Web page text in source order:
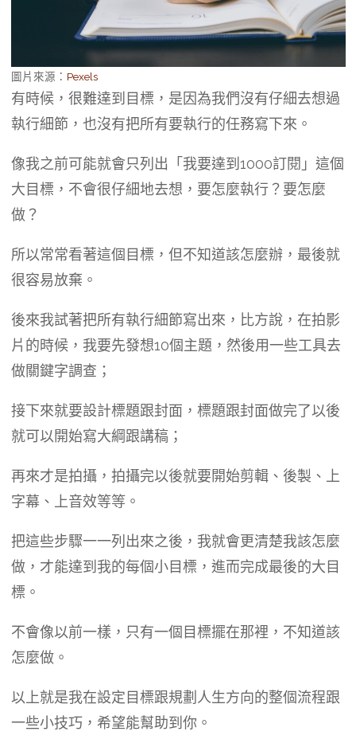
圖片來源： Pexels
有時候，很難達到目標，是因為我們沒有仔細去想過
執行細節，也沒有把所有要執行的任務寫下來。
像我之前可能就會只列出「我要達到1000訂閱」這個
大目標，不會很仔細地去想，要怎麼執行？要怎麼
做？
所以常常看著這個目標，但不知道該怎麼辦，最後就
很容易放棄。
後來我試著把所有執行細節寫出來，比方說，在拍影
片的時候，我要先發想10個主題，然後用一些工具去
做關鍵字調查；
接下來就要設計標題跟封面，標題跟封面做完了以後
就可以開始寫大綱跟講稿；
再來才是拍攝，拍攝完以後就要開始剪輯、後製、上
字幕、上音效等等。
把這些步驟一一列出來之後，我就會更清楚我該怎麼
做，才能達到我的每個小目標，進而完成最後的大目
標。
不會像以前一樣，只有一個目標擺在那裡，不知道該
怎麼做。
以上就是我在設定目標跟規劃人生方向的整個流程跟
一些小技巧，希望能幫助到你。